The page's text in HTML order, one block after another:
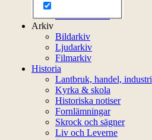
Arkiv
Bildarkiv
Ljudarkiv
Filmarkiv
Historia
Lantbruk, handel, industri
Kyrka & skola
Historiska notiser
Fornlämningar
Skrock och sägner
Liv och Leverne